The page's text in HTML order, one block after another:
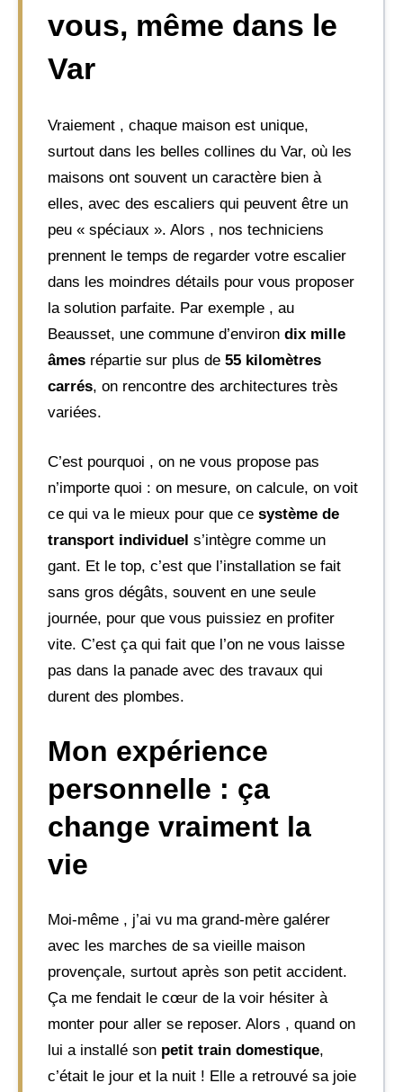
vous, même dans le
Var
Vraiement , chaque maison est unique,
surtout dans les belles collines du Var, où les
maisons ont souvent un caractère bien à
elles, avec des escaliers qui peuvent être un
peu « spéciaux ». Alors , nos techniciens
prennent le temps de regarder votre escalier
dans les moindres détails pour vous proposer
la solution parfaite. Par exemple , au
Beausset, une commune d’environ dix mille
âmes répartie sur plus de 55 kilomètres
carrés, on rencontre des architectures très
variées.
C’est pourquoi , on ne vous propose pas
n’importe quoi : on mesure, on calcule, on voit
ce qui va le mieux pour que ce système de
transport individuel s’intègre comme un
gant. Et le top, c’est que l’installation se fait
sans gros dégâts, souvent en une seule
journée, pour que vous puissiez en profiter
vite. C’est ça qui fait que l’on ne vous laisse
pas dans la panade avec des travaux qui
durent des plombes.
Mon expérience
personnelle : ça
change vraiment la
vie
Moi-même , j’ai vu ma grand-mère galérer
avec les marches de sa vieille maison
provençale, surtout après son petit accident.
Ça me fendait le cœur de la voir hésiter à
monter pour aller se reposer. Alors , quand on
lui a installé son petit train domestique,
c’était le jour et la nuit ! Elle a retrouvé sa joie